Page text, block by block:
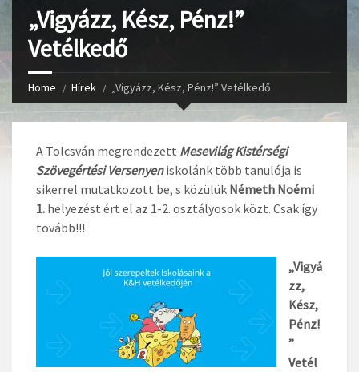
„Vigyázz, Kész, Pénz!”
Vetélkedő
Home Hírek „Vigyázz, Kész, Pénz!” Vetélkedő
A Tolcsván megrendezett Mesevilág Kistérségi
Szövegértési Versenyen iskolánk több tanulója is
sikerrel mutatkozott be, s közülük Németh Noémi
1. helyezést ért el az 1-2. osztályosok közt. Csak így
tovább!!!
„Vigyá
zz,
Kész,
Pénz!
”
Vetél